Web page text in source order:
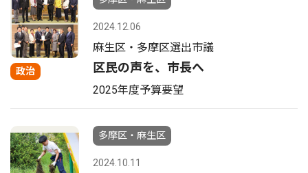
政治
2024.12.06
麻生区・多摩区選出市議
区民の声を、市長へ
2025年度予算要望
多摩区・麻生区
2024.10.11